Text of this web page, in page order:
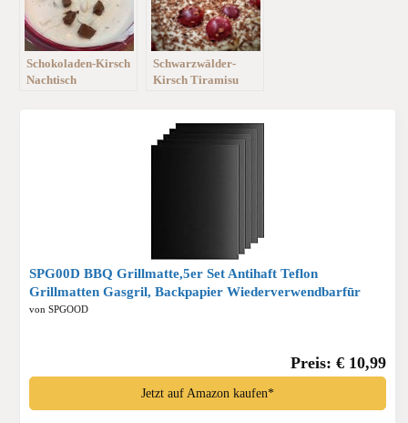
Schokoladen-Kirsch
Nachtisch
Schwarzwälder-
Kirsch Tiramisu
SPG00D BBQ Grillmatte,5er Set Antihaft Teflon
Grillmatten Gasgril, Backpapier Wiederverwendbarfūr
Holzkohlegrill, Elektronischen Grill, Backofen,PFOA-Frei
von SPGOOD
Preis: € 10,99
Jetzt auf Amazon kaufen*